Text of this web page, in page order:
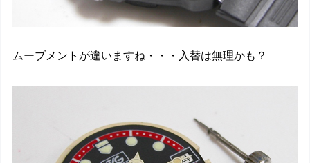
ムーブメントが違いますね・・・入替は無理かも？